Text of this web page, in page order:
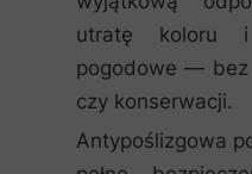
utratę koloru i
pogodowe — bez
czy konserwacji.
Antypoślizgowa